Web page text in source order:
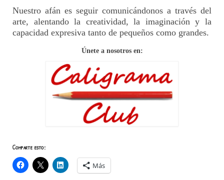
Nuestro afán es seguir comunicándonos a través del
arte, alentando la creatividad, la imaginación y la
capacidad expresiva tanto de pequeños como grandes.
Únete a nosotros en:
Comparte esto:
Más